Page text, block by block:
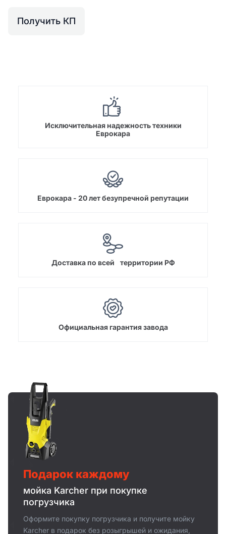
Получить КП
Исключительная надежность техники
Еврокара
Еврокара - 20 лет безупречной репутации
Доставка по всей территории РФ
Официальная гарантия завода
Подарок каждому
мойка Karcher при покупке
погрузчика
Оформите покупку погрузчика и получите мойку
Karcher в подарок без розыгрышей и ожидания,